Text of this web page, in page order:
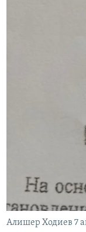
Алишер Ходиев 7